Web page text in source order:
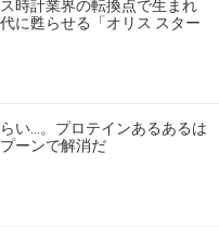
時計業界の転換点で生まれ
に甦らせる「オリス スター
い…。プロテインあるあるは
ーンで解消だ